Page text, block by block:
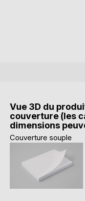
Vue 3D du
couverture (les
dimensions
Couverture souple